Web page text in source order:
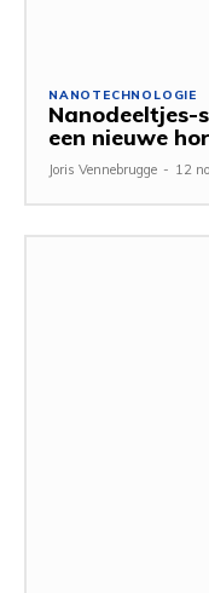
NANOTECHNOLOGIE
Nanodeeltjes-
een nieuwe
Joris Vennebrugge - 12